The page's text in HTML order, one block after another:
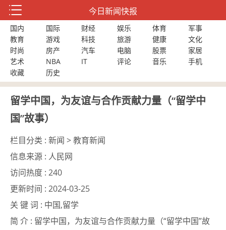
今日新闻快报
国内 国际 财经 娱乐 体育
军事
教育
游戏 科技 旅游 健康
文化
时尚
房产 汽车 电脑 股票
家居
艺术
NBA IT 评论 音乐
手机
收藏
历史
留学中国，为友谊与合作贡献力量（“留学中
国”故事）
栏目分类 : 新闻 > 教育新闻
信息来源 : 人民网
访问热度 : 240
更新时间 : 2024-03-25
关 键 词 : 中国,留学
简 介 : 留学中国，为友谊与合作贡献力量（“留学中国”故